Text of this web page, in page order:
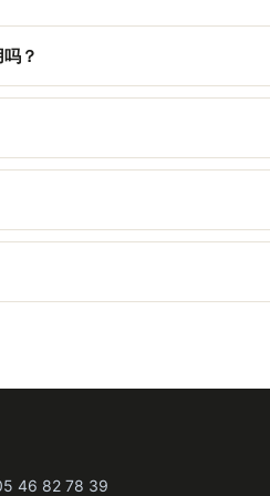
？
，画面可单独更换。
展开，无需任何工具。
。
46 82 78 39